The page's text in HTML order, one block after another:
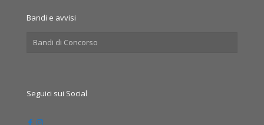
Bandi e avvisi
Bandi di Concorso
Seguici sui Social